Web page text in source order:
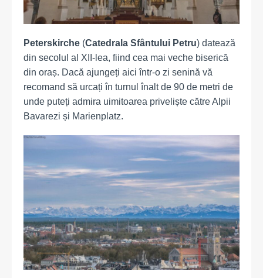
Peterskirche (Catedrala Sfântului Petru) datează
din secolul al XII-lea, fiind cea mai veche biserică
din oraș. Dacă ajungeți aici într-o zi senină vă
recomand să urcați în turnul înalt de 90 de metri de
unde puteți admira uimitoarea priveliște către Alpii
Bavarezi și Marienplatz.